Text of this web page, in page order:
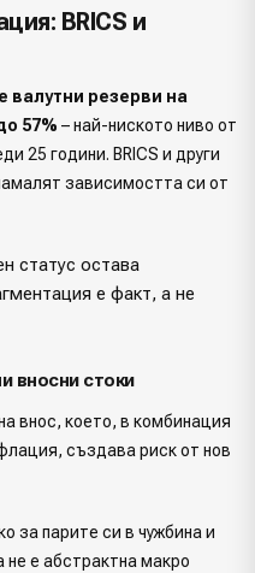
BRICS и
валутни резерви на
57% – най-ниското ниво от
25 години. BRICS и други
зависимостта си от
статус остава
е факт, а не
вносни стоки
внос, което, в комбинация
създава риск от нов
за парите си в чужбина и
не е абстрактна макро